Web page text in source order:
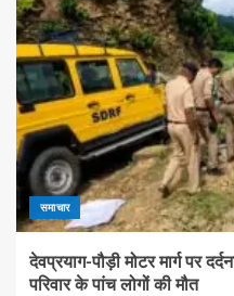
समाचार
देवप्रयाग-पौड़ी मोटर मार्ग पर
परिवार के पांच लोगों की मौत